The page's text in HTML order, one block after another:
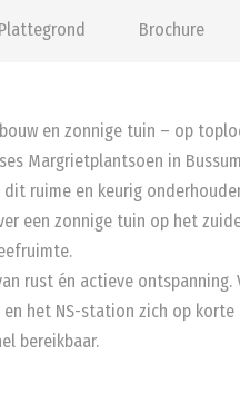
Plattegrond Brochure
en zonnige tuin – op
Margrietplantsoen in
ruime en keurig
een zonnige tuin op het
rust én actieve
het NS-station zich op
bereikbaar.